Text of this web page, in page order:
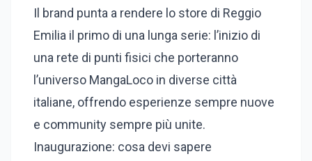
Il brand punta a rendere lo store di Reggio
Emilia il primo di una lunga serie: l’inizio di
una rete di punti fisici che porteranno
l’universo MangaLoco in diverse città
italiane, offrendo esperienze sempre nuove
e community sempre più unite.
Inaugurazione: cosa devi sapere